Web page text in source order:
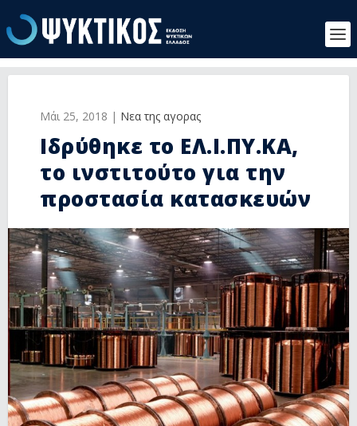
Ιδρύθηκε το ΕΛ.Ι.ΠΥ.ΚΑ,
το ινστιτούτο για την
προστασία κατασκευών
Μάι 25, 2018 | Νεα της αγορας